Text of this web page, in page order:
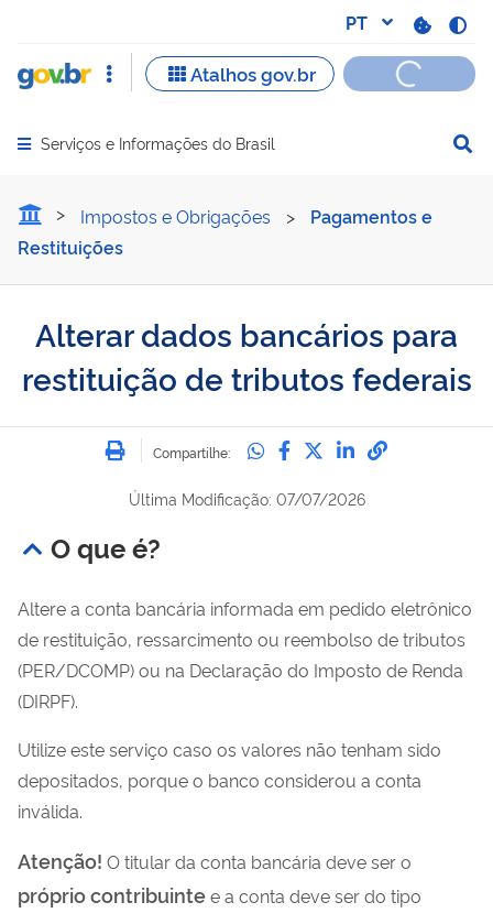
Abrir menu principal de navegação
Serviços e Informações do Brasil
Alterar dados bancários
Impostos e Obrigações >
Pagamentos e
Restituições
Alterar dados bancários para
restituição de tributos federais
Imprimir
Compartilhe: Compartilhe no
Compartilhe no
Compartilhe no
Compartilhe
Última Modificação: 07/07/2026
O que é?
Altere a conta bancária informada em pedido eletrônico
de restituição, ressarcimento ou reembolso de tributos
(PER/DCOMP) ou na Declaração do Imposto de Renda
(DIRPF).
Utilize este serviço caso os valores não tenham sido
depositados, porque o banco considerou a conta
inválida.
Atenção! O titular da conta bancária deve ser o
próprio contribuintee a conta deve ser do tipo